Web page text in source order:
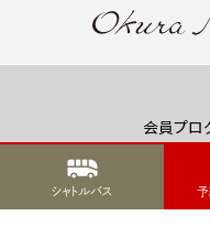
会員プロ
オークラニ
シャトルバス 予